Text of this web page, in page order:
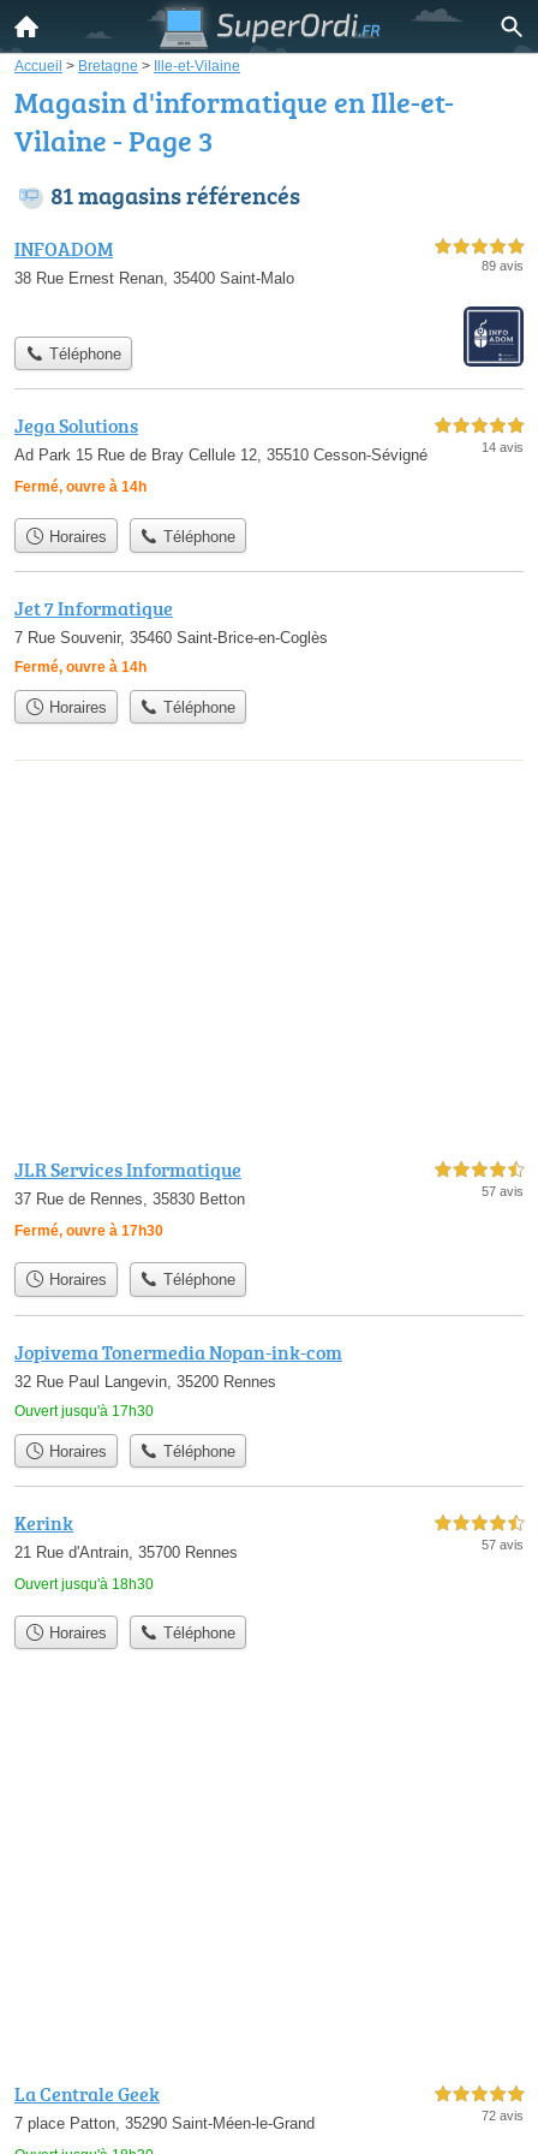
Accueil > Bretagne > Ille-et-Vilaine
Magasin d'informatique en Ille-et-
Vilaine - Page 3
81 magasins référencés
INFOADOM
38 Rue Ernest Renan, 35400 Saint-Malo
5,0 étoiles sur 5
89 avis
Téléphone
Jega Solutions
Ad Park 15 Rue de Bray Cellule 12, 35510 Cesson-Sévigné
Fermé, ouvre à 14h
5,0 étoiles sur 5
14 avis
Horaires Téléphone
Jet 7 Informatique
7 Rue Souvenir, 35460 Saint-Brice-en-Coglès
Fermé, ouvre à 14h
Horaires Téléphone
JLR Services Informatique
37 Rue de Rennes, 35830 Betton
Fermé, ouvre à 17h30
4,5 étoiles sur 5
57 avis
Horaires Téléphone
Jopivema Tonermedia Nopan-ink-com
32 Rue Paul Langevin, 35200 Rennes
Ouvert jusqu'à 17h30
Horaires Téléphone
Kerink
21 Rue d'Antrain, 35700 Rennes
Ouvert jusqu'à 18h30
4,5 étoiles sur 5
57 avis
Horaires Téléphone
La Centrale Geek
7 place Patton, 35290 Saint-Méen-le-Grand
5,0 étoiles sur 5
72 avis